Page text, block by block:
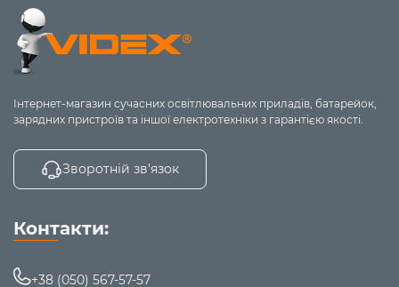
Інтернет-магазин сучасних освітлювальних приладів, батарейок,
зарядних пристроїв та іншої електротехніки з гарантією якості.
Зворотній зв’язок
Контакти:
+38 (050) 567-57-57